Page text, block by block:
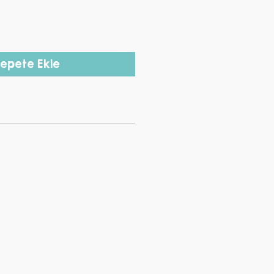
Ekle